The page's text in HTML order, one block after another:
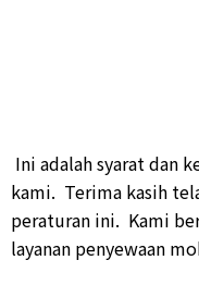
Ini adalah syarat dan
kami. Terima kasih
peraturan ini. Kami
layanan penyewaan